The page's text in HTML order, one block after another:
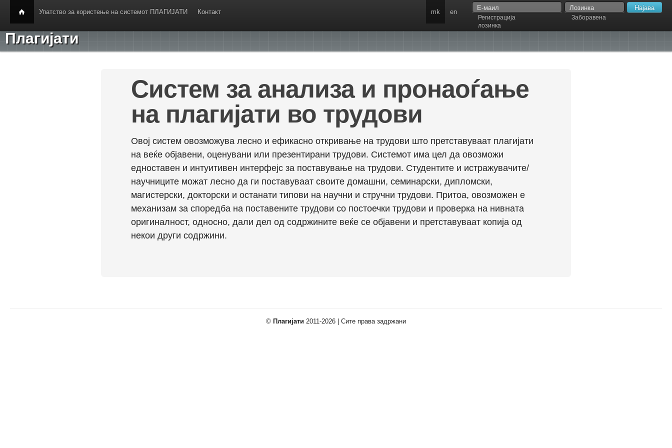
Упатство за користење на системот ПЛАГИЈАТИ Контакт
Регистрација
Заборавена
лозинка
mk en
Плагијати
Систем за анализа и пронаоѓање
на плагијати во трудови
Овој систем овозможува лесно и ефикасно откривање на трудови што претставуваат плагијати
на веќе објавени, оценувани или презентирани трудови. Системот има цел да овозможи
едноставен и интуитивен интерфејс за поставување на трудови. Студентите и истражувачите/
научниците можат лесно да ги поставуваат своите домашни, семинарски, дипломски,
магистерски, докторски и останати типови на научни и стручни трудови. Притоа, овозможен е
механизам за споредба на поставените трудови со постоечки трудови и проверка на нивната
оригиналност, односно, дали дел од содржините веќе се објавени и претставуваат копија од
некои други содржини.
© Плагијати 2011-2026 | Сите права задржани